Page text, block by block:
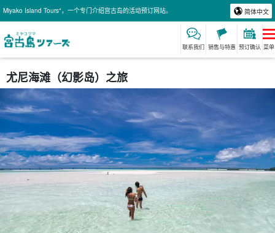
Miyako Island Tours"，一个专门介绍宫古岛的活动预订网站。 简体中文
联系我们 销售与特惠 预订确认 菜单
尤尼海滩（幻影岛）之旅